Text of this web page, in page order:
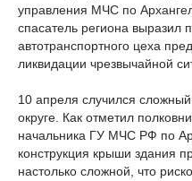
управления МЧС по
спасатель региона выразил
автотранспортного цеха
ликвидации чрезвычайной
10 апреля случился
округе. Как отметил
начальника ГУ МЧС РФ по
конструкция крыши здания
настолько сложной, что